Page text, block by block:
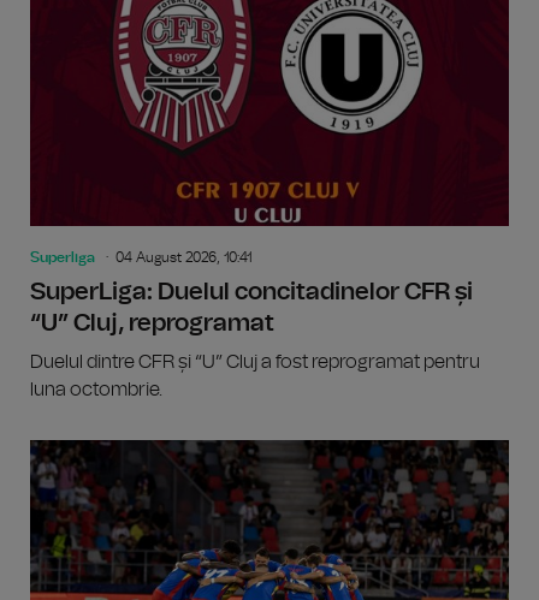
Superliga 04 August 2026, 10:41
SuperLiga: Duelul concitadinelor CFR și
“U” Cluj, reprogramat
Duelul dintre CFR și “U” Cluj a fost reprogramat pentru
luna octombrie.